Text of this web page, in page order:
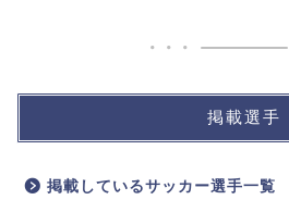
掲載選手
掲載しているサッカー選手一覧